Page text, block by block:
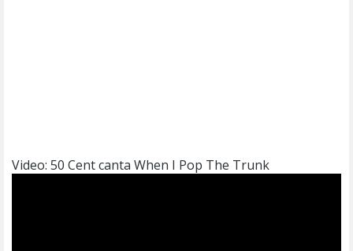
Video: 50 Cent canta When I Pop The Trunk